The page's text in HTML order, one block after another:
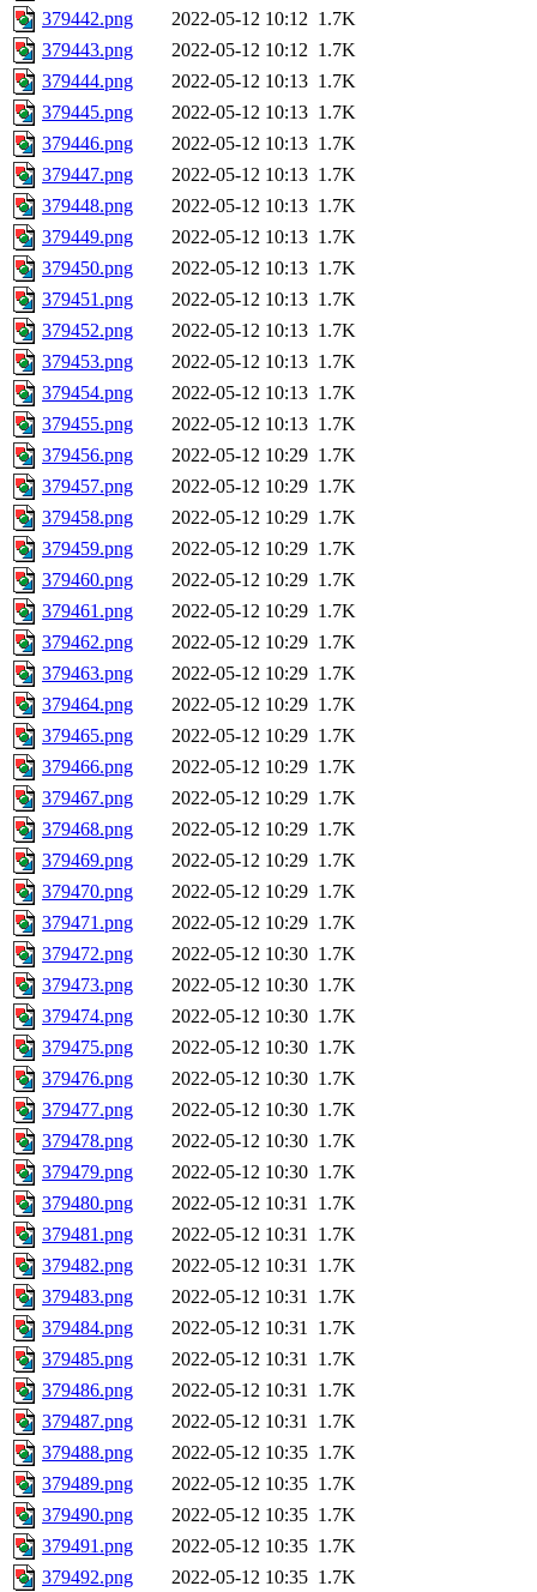
379442.png
2022-05-12 10:12 1.7K
379443.png
2022-05-12 10:12 1.7K
379444.png
2022-05-12 10:13 1.7K
379445.png
2022-05-12 10:13 1.7K
379446.png
2022-05-12 10:13 1.7K
379447.png
2022-05-12 10:13 1.7K
379448.png
2022-05-12 10:13 1.7K
379449.png
2022-05-12 10:13 1.7K
379450.png
2022-05-12 10:13 1.7K
379451.png
2022-05-12 10:13 1.7K
379452.png
2022-05-12 10:13 1.7K
379453.png
2022-05-12 10:13 1.7K
379454.png
2022-05-12 10:13 1.7K
379455.png
2022-05-12 10:13 1.7K
379456.png
2022-05-12 10:29 1.7K
379457.png
2022-05-12 10:29 1.7K
379458.png
2022-05-12 10:29 1.7K
379459.png
2022-05-12 10:29 1.7K
379460.png
2022-05-12 10:29 1.7K
379461.png
2022-05-12 10:29 1.7K
379462.png
2022-05-12 10:29 1.7K
379463.png
2022-05-12 10:29 1.7K
379464.png
2022-05-12 10:29 1.7K
379465.png
2022-05-12 10:29 1.7K
379466.png
2022-05-12 10:29 1.7K
379467.png
2022-05-12 10:29 1.7K
379468.png
2022-05-12 10:29 1.7K
379469.png
2022-05-12 10:29 1.7K
379470.png
2022-05-12 10:29 1.7K
379471.png
2022-05-12 10:29 1.7K
379472.png
2022-05-12 10:30 1.7K
379473.png
2022-05-12 10:30 1.7K
379474.png
2022-05-12 10:30 1.7K
379475.png
2022-05-12 10:30 1.7K
379476.png
2022-05-12 10:30 1.7K
379477.png
2022-05-12 10:30 1.7K
379478.png
2022-05-12 10:30 1.7K
379479.png
2022-05-12 10:30 1.7K
379480.png
2022-05-12 10:31 1.7K
379481.png
2022-05-12 10:31 1.7K
379482.png
2022-05-12 10:31 1.7K
379483.png
2022-05-12 10:31 1.7K
379484.png
2022-05-12 10:31 1.7K
379485.png
2022-05-12 10:31 1.7K
379486.png
2022-05-12 10:31 1.7K
379487.png
2022-05-12 10:31 1.7K
379488.png
2022-05-12 10:35 1.7K
379489.png
2022-05-12 10:35 1.7K
379490.png
2022-05-12 10:35 1.7K
379491.png
2022-05-12 10:35 1.7K
379492.png
2022-05-12 10:35 1.7K